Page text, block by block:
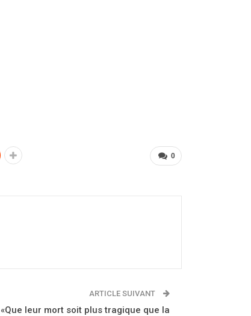
0
ARTICLE SUIVANT
«Que leur mort soit plus tragique que la